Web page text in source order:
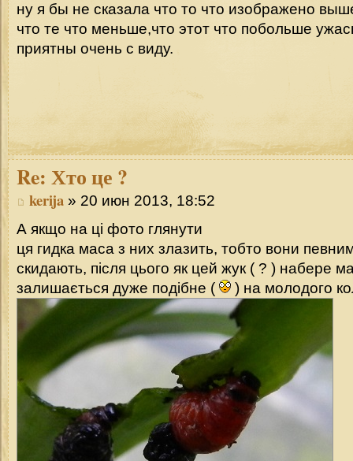
ну я бы не сказала что то что изображено
что те что меньше,что этот что побольше
приятны очень с виду.
Re: Хто це ?
kerija » 20 июн 2013, 18:52
А якщо на ці фото глянути
ця гидка маса з них злазить, тобто вони
скидають, після цього як цей жук ( ? ) набере
залишається дуже подібне (
) на молодого